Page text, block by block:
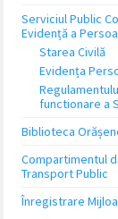
Serviciul Public
Evidență a
Starea Civilă
Evidența
functionare a
Biblioteca
Compartimentul
Transport Public
Înregistrare